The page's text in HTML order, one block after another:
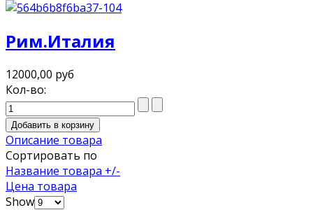
Рим.Италия
12000,00 руб
Кол-во:
Описание товара
Сортировать по
Название товара +/-
Цена товара
Show